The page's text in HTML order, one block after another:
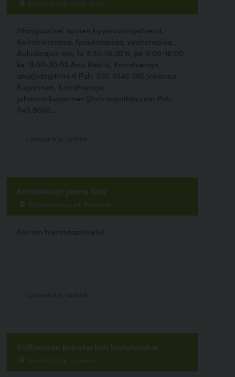
Lukkosepänkatu 6A, Turku
Monipuoliset koirien hyvinvointipalvelut.
Koirahierontaa, fysioterapiaa, vesiterapiaa..
Aukioloajat: ma, to 9:30-16:30 ti, pe 9:00-16:00
ke 13:00-20:00 Anu Rikkilä, Koirahieroja
anu@dogitiimi.fi Puh. 050 3046 565 Johanna
Kuparinen, Koirahieroja
johanna.kuparinen@nitronpaikka.com Puh.
045 8060...
Koirahieroja Jaana Tala
Riihipellonkatu 24, Tampere
Koirien hierontapalvelut.
Koillismaan Koirakerhon koulutusalue
Raviradantie, Kuusamo